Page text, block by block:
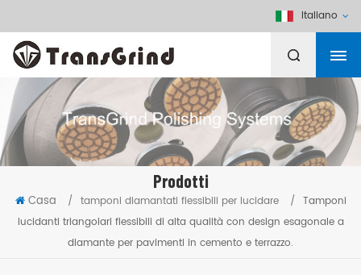
Italiano
Prodotti
Casa / tamponi diamantati flessibili per lucidare / Tamponi
lucidanti triangolari flessibili di alta qualità con design esagonale a
diamante per pavimenti in cemento e terrazzo.